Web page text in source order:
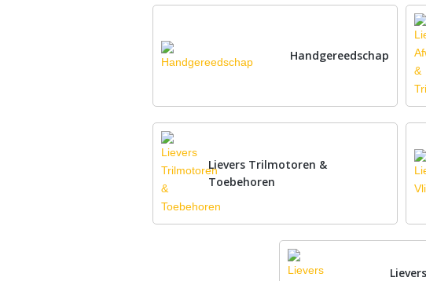
Handgereedschap
Lievers Trilmotoren &
Toebehoren